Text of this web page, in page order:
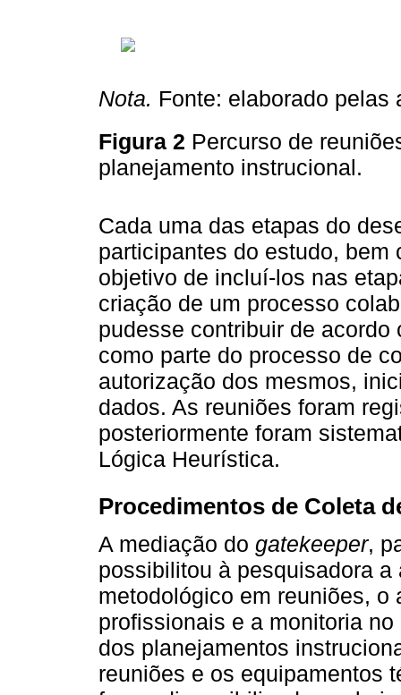
Nota. Fonte: elaborado pelas
Figura 2 Percurso de
planejamento instrucional.
Cada uma das etapas do
participantes do estudo,
objetivo de incluí-los nas
criação de um processo
pudesse contribuir de
como parte do processo de
autorização dos mesmos,
dados. As reuniões foram
posteriormente foram
Lógica Heurística.
Procedimentos de Coleta
A mediação do gatekeeper,
possibilitou à pesquisadora
metodológico em reuniões, o
profissionais e a monitoria
dos planejamentos
reuniões e os equipamentos